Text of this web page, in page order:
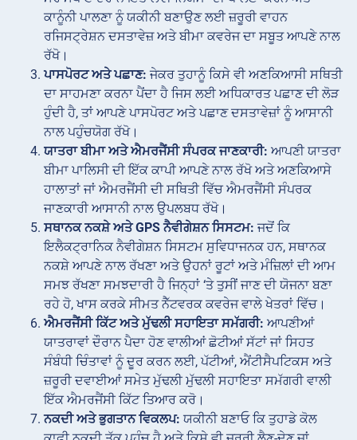
ਕਾਨੂੰਨੀ ਪਾਲਣਾ ਨੂੰ ਯਕੀਨੀ ਬਣਾਉਣ ਲਈ ਜ਼ਰੂਰੀ ਵਾਹਨ
ਰਜਿਸਟ੍ਰੇਸ਼ਨ ਦਸਤਾਵੇਜ਼ ਅਤੇ ਬੀਮਾ ਕਵਰੇਜ ਦਾ ਸਬੂਤ ਆਪਣੇ ਨਾਲ
ਰੱਖੋ।
ਪਾਸਪੋਰਟ ਅਤੇ ਪਛਾਣ: ਜੇਕਰ ਤੁਹਾਨੂੰ ਕਿਸੇ ਵੀ ਅਣਕਿਆਸੀ ਸਥਿਤੀ
ਦਾ ਸਾਹਮਣਾ ਕਰਨਾ ਪੈਂਦਾ ਹੈ ਜਿਸ ਲਈ ਅਧਿਕਾਰਤ ਪਛਾਣ ਦੀ ਲੋੜ
ਹੁੰਦੀ ਹੈ, ਤਾਂ ਆਪਣੇ ਪਾਸਪੋਰਟ ਅਤੇ ਪਛਾਣ ਦਸਤਾਵੇਜ਼ਾਂ ਨੂੰ ਆਸਾਨੀ
ਨਾਲ ਪਹੁੰਚਯੋਗ ਰੱਖੋ।
ਯਾਤਰਾ ਬੀਮਾ ਅਤੇ ਐਮਰਜੈਂਸੀ ਸੰਪਰਕ ਜਾਣਕਾਰੀ: ਆਪਣੀ ਯਾਤਰਾ
ਬੀਮਾ ਪਾਲਿਸੀ ਦੀ ਇੱਕ ਕਾਪੀ ਆਪਣੇ ਨਾਲ ਰੱਖੋ ਅਤੇ ਅਣਕਿਆਸੇ
ਹਾਲਾਤਾਂ ਜਾਂ ਐਮਰਜੈਂਸੀ ਦੀ ਸਥਿਤੀ ਵਿੱਚ ਐਮਰਜੈਂਸੀ ਸੰਪਰਕ
ਜਾਣਕਾਰੀ ਆਸਾਨੀ ਨਾਲ ਉਪਲਬਧ ਰੱਖੋ।
ਸਥਾਨਕ ਨਕਸ਼ੇ ਅਤੇ GPS ਨੈਵੀਗੇਸ਼ਨ ਸਿਸਟਮ: ਜਦੋਂ ਕਿ
ਇਲੈਕਟ੍ਰਾਨਿਕ ਨੈਵੀਗੇਸ਼ਨ ਸਿਸਟਮ ਸੁਵਿਧਾਜਨਕ ਹਨ, ਸਥਾਨਕ
ਨਕਸ਼ੇ ਆਪਣੇ ਨਾਲ ਰੱਖਣਾ ਅਤੇ ਉਹਨਾਂ ਰੂਟਾਂ ਅਤੇ ਮੰਜ਼ਿਲਾਂ ਦੀ ਆਮ
ਸਮਝ ਰੱਖਣਾ ਸਮਝਦਾਰੀ ਹੈ ਜਿਨ੍ਹਾਂ ‘ਤੇ ਤੁਸੀਂ ਜਾਣ ਦੀ ਯੋਜਨਾ ਬਣਾ
ਰਹੇ ਹੋ, ਖਾਸ ਕਰਕੇ ਸੀਮਤ ਨੈੱਟਵਰਕ ਕਵਰੇਜ ਵਾਲੇ ਖੇਤਰਾਂ ਵਿੱਚ।
ਐਮਰਜੈਂਸੀ ਕਿੱਟ ਅਤੇ ਮੁੱਢਲੀ ਸਹਾਇਤਾ ਸਮੱਗਰੀ: ਆਪਣੀਆਂ
ਯਾਤਰਾਵਾਂ ਦੌਰਾਨ ਪੈਦਾ ਹੋਣ ਵਾਲੀਆਂ ਛੋਟੀਆਂ ਸੱਟਾਂ ਜਾਂ ਸਿਹਤ
ਸੰਬੰਧੀ ਚਿੰਤਾਵਾਂ ਨੂੰ ਦੂਰ ਕਰਨ ਲਈ, ਪੱਟੀਆਂ, ਐਂਟੀਸੈਪਟਿਕਸ ਅਤੇ
ਜ਼ਰੂਰੀ ਦਵਾਈਆਂ ਸਮੇਤ ਮੁੱਢਲੀ ਮੁੱਢਲੀ ਸਹਾਇਤਾ ਸਮੱਗਰੀ ਵਾਲੀ
ਇੱਕ ਐਮਰਜੈਂਸੀ ਕਿੱਟ ਤਿਆਰ ਕਰੋ।
ਨਕਦੀ ਅਤੇ ਭੁਗਤਾਨ ਵਿਕਲਪ: ਯਕੀਨੀ ਬਣਾਓ ਕਿ ਤੁਹਾਡੇ ਕੋਲ